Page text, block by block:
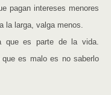
pagan intereses menores
la larga, valga menos.
que es parte de la vida.
es malo es no saberlo